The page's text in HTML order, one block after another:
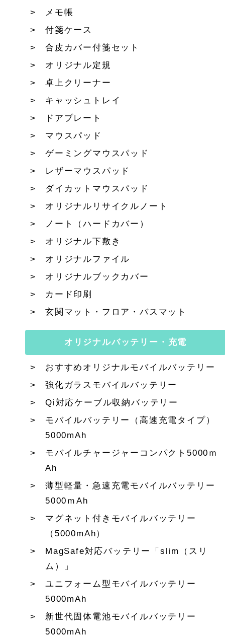
メモ帳
付箋ケース
合皮カバー付箋セット
オリジナル定規
卓上クリーナー
キャッシュトレイ
ドアプレート
マウスパッド
ゲーミングマウスパッド
レザーマウスパッド
ダイカットマウスパッド
オリジナルリサイクルノート
ノート（ハードカバー）
オリジナル下敷き
オリジナルファイル
オリジナルブックカバー
カード印刷
玄関マット・フロア・バスマット
オリジナルバッテリー・充電
おすすめオリジナルモバイルバッテリー
強化ガラスモバイルバッテリー
Qi対応ケーブル収納バッテリー
モバイルバッテリー（高速充電タイプ）
5000mAh
モバイルチャージャーコンパクト5000ｍ
Ah
薄型軽量・急速充電モバイルバッテリー
5000ｍAh
マグネット付きモバイルバッテリー
（5000mAh）
MagSafe対応バッテリー「slim（スリ
ム）」
ユニフォーム型モバイルバッテリー
5000mAh
新世代固体電池モバイルバッテリー
5000mAh